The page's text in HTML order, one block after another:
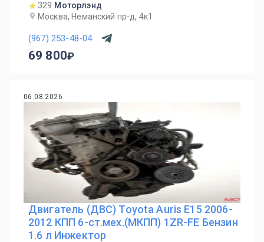
329 Моторлэнд
Москва, Неманский пр-д, 4к1
(967) 253-48-04
69 800
06.08.2026
Двигатель (ДВС) Toyota Auris E15 2006-
2012 КПП 6-ст.мех.(МКПП) 1ZR-FE Бензин
1.6 л Инжектор